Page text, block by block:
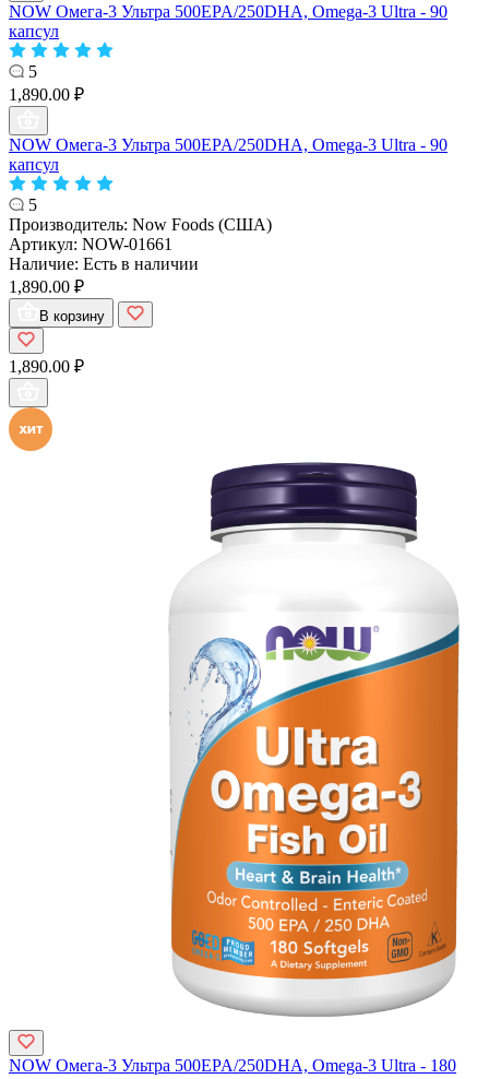
NOW Омега-3 Ультра 500EPA/250DHA, Omega-3 Ultra - 90
капсул
5
1,890.00 ₽
NOW Омега-3 Ультра 500EPA/250DHA, Omega-3 Ultra - 90
капсул
5
Производитель: Now Foods (США)
Артикул: NOW-01661
Наличие: Есть в наличии
1,890.00 ₽
В корзину
1,890.00 ₽
NOW Омега-3 Ультра 500EPA/250DHA, Omega-3 Ultra - 180